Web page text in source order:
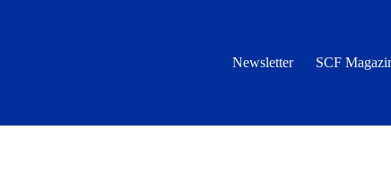
Newsletter SCF